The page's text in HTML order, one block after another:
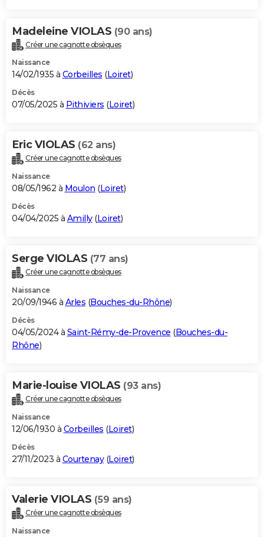
Madeleine VIOLAS (90 ans)
Créer une cagnotte obsèques
Naissance
14/02/1935 à Corbeilles (Loiret)
Décès
07/05/2025 à Pithiviers (Loiret)
Eric VIOLAS (62 ans)
Créer une cagnotte obsèques
Naissance
08/05/1962 à Moulon (Loiret)
Décès
04/04/2025 à Amilly(Loiret)
Serge VIOLAS (77 ans)
Créer une cagnotte obsèques
Naissance
20/09/1946 à Arles (Bouches-du-Rhône)
Décès
04/05/2024 à Saint-Rémy-de-Provence (Bouches-du-
Rhône)
Marie-louise VIOLAS (93 ans)
Créer une cagnotte obsèques
Naissance
12/06/1930 à Corbeilles (Loiret)
Décès
27/11/2023 à Courtenay(Loiret)
Valerie VIOLAS (59 ans)
Créer une cagnotte obsèques
Naissance